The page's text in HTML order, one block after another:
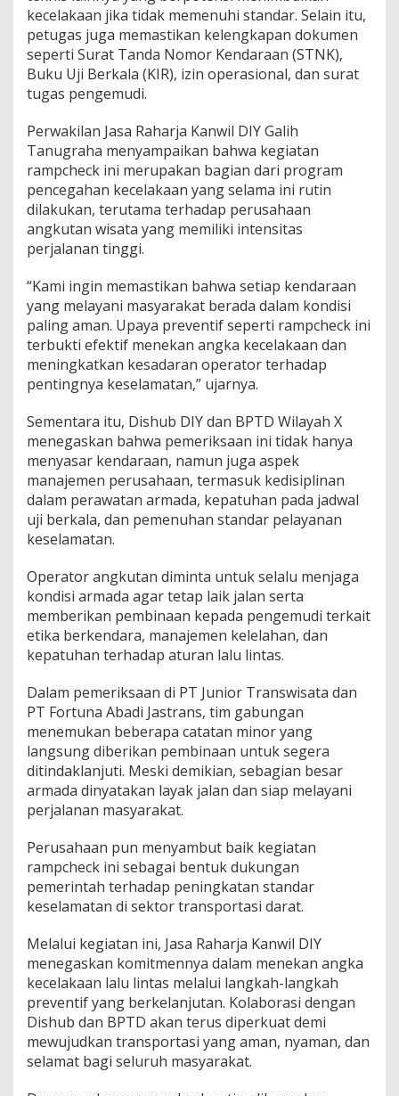
kecelakaan jika tidak memenuhi standar. Selain itu,
petugas juga memastikan kelengkapan dokumen
seperti Surat Tanda Nomor Kendaraan (STNK),
Buku Uji Berkala (KIR), izin operasional, dan surat
tugas pengemudi.
Perwakilan Jasa Raharja Kanwil DIY Galih
Tanugraha menyampaikan bahwa kegiatan
rampcheck ini merupakan bagian dari program
pencegahan kecelakaan yang selama ini rutin
dilakukan, terutama terhadap perusahaan
angkutan wisata yang memiliki intensitas
perjalanan tinggi.
“Kami ingin memastikan bahwa setiap kendaraan
yang melayani masyarakat berada dalam kondisi
paling aman. Upaya preventif seperti rampcheck ini
terbukti efektif menekan angka kecelakaan dan
meningkatkan kesadaran operator terhadap
pentingnya keselamatan,” ujarnya.
Sementara itu, Dishub DIY dan BPTD Wilayah X
menegaskan bahwa pemeriksaan ini tidak hanya
menyasar kendaraan, namun juga aspek
manajemen perusahaan, termasuk kedisiplinan
dalam perawatan armada, kepatuhan pada jadwal
uji berkala, dan pemenuhan standar pelayanan
keselamatan.
Operator angkutan diminta untuk selalu menjaga
kondisi armada agar tetap laik jalan serta
memberikan pembinaan kepada pengemudi terkait
etika berkendara, manajemen kelelahan, dan
kepatuhan terhadap aturan lalu lintas.
Dalam pemeriksaan di PT Junior Transwisata dan
PT Fortuna Abadi Jastrans, tim gabungan
menemukan beberapa catatan minor yang
langsung diberikan pembinaan untuk segera
ditindaklanjuti. Meski demikian, sebagian besar
armada dinyatakan layak jalan dan siap melayani
perjalanan masyarakat.
Perusahaan pun menyambut baik kegiatan
rampcheck ini sebagai bentuk dukungan
pemerintah terhadap peningkatan standar
keselamatan di sektor transportasi darat.
Melalui kegiatan ini, Jasa Raharja Kanwil DIY
menegaskan komitmennya dalam menekan angka
kecelakaan lalu lintas melalui langkah-langkah
preventif yang berkelanjutan. Kolaborasi dengan
Dishub dan BPTD akan terus diperkuat demi
mewujudkan transportasi yang aman, nyaman, dan
selamat bagi seluruh masyarakat.